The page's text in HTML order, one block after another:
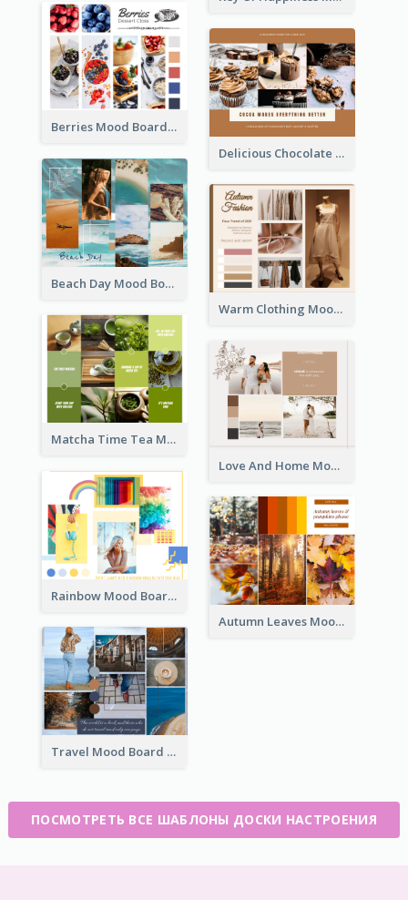
Berries Mood Board
Delicious Chocolate Mood Board
Beach Day Mood Board
Warm Clothing Mood Board
Matcha Time Tea Mood Board
Love And Home Mood Board
Rainbow Mood Board
Autumn Leaves Mood Board
Travel Mood Board
ПОСМОТРЕТЬ ВСЕ ШАБЛОНЫ ДОСКИ НАСТРОЕНИЯ